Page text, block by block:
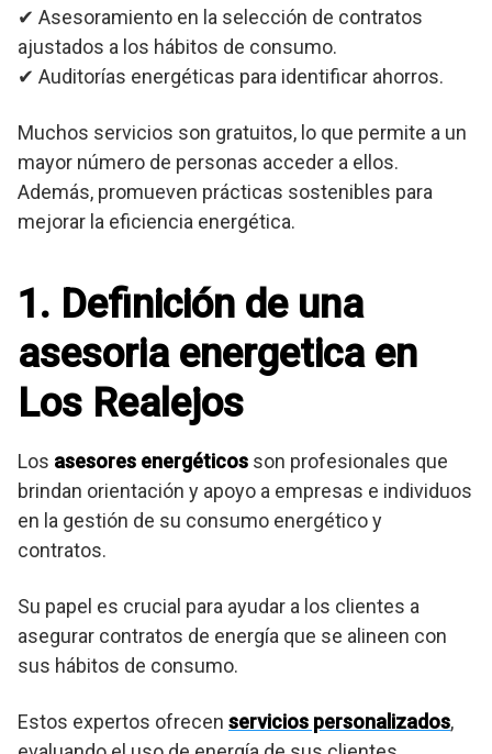
✔ Asesoramiento en la selección de contratos
ajustados a los hábitos de consumo.
✔ Auditorías energéticas para identificar ahorros.
Muchos servicios son gratuitos, lo que permite a un
mayor número de personas acceder a ellos.
Además, promueven prácticas sostenibles para
mejorar la eficiencia energética.
1. Definición de una
asesoria energetica en
Los Realejos
Los asesores energéticos son profesionales que
brindan orientación y apoyo a empresas e individuos
en la gestión de su consumo energético y
contratos.
Su papel es crucial para ayudar a los clientes a
asegurar contratos de energía que se alineen con
sus hábitos de consumo.
Estos expertos ofrecen servicios personalizados,